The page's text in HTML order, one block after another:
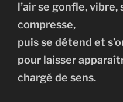
l’air se gonfle, vibre,
compresse,
puis se détend et
pour laisser
chargé de sens.